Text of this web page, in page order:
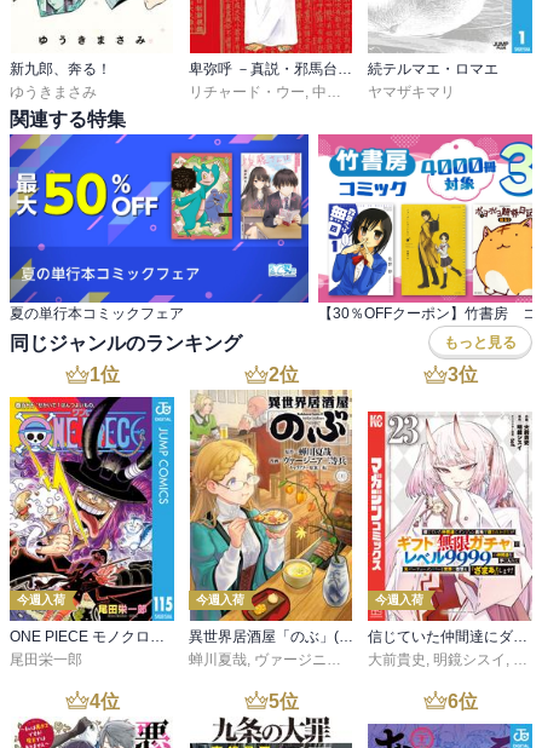
新九郎、奔る！
ゆうきまさみ
卑弥呼 －真説・邪馬台国伝－
リチャード・ウー, 中村真理子
続テルマエ・ロマエ
ヤマザキマリ
関連する特集
夏の単行本コミックフェア
同じジャンルのランキング もっと見る
1位
今週入荷
尾田栄一郎
2位
今週入荷
蝉川夏哉 ヴァージニア二等兵 ,転
3位
今週入荷
大前貴史 明鏡シスイ
4位 5位 6位